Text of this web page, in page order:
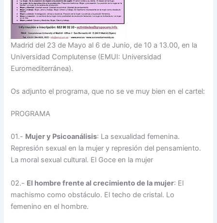
Madrid del 23 de Mayo al 6 de Junio, de 10 a 13.00, en la
Universidad Complutense (EMUI: Universidad
Euromediterránea).
Os adjunto el programa, que no se ve muy bien en el cartel:
PROGRAMA
01.- Mujer y Psicoanálisis: La sexualidad femenina.
Represión sexual en la mujer y represión del pensamiento.
La moral sexual cultural. El Goce en la mujer
02.- El hombre frente al crecimiento de la mujer: El
machismo como obstáculo. El techo de cristal. Lo
femenino en el hombre.